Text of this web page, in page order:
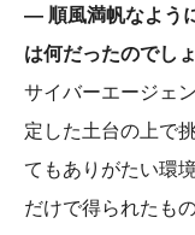
― 順風満帆なよう
は何だったのでしょ
サイバーエージェ
定した土台の上で
てもありがたい環
だけで得られたも